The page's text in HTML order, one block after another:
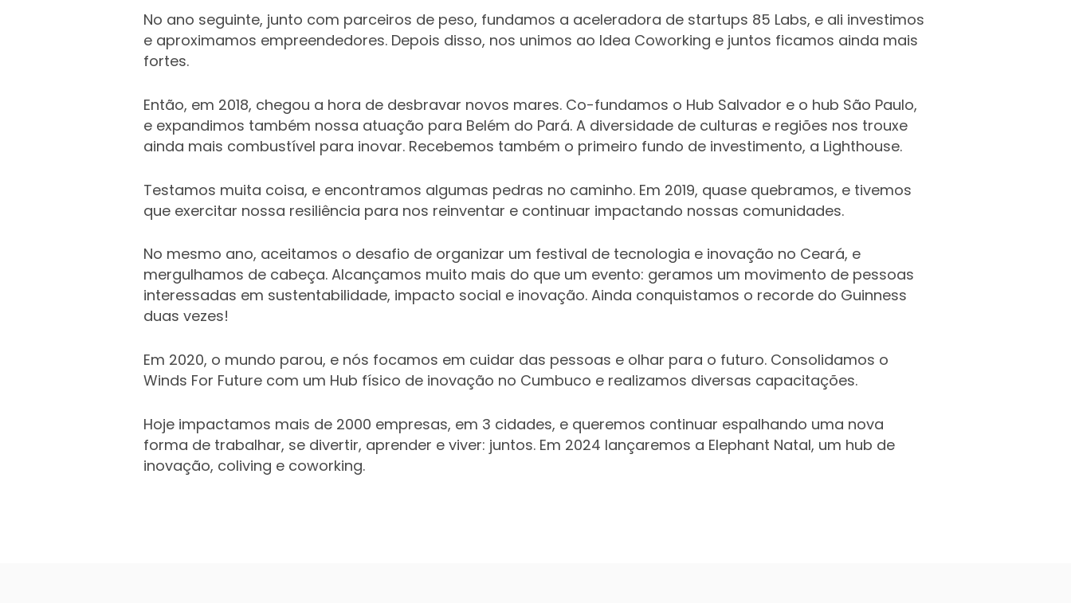
No ano seguinte, junto com parceiros de peso, fundamos a aceleradora de startups 85 Labs, e ali investimos
e aproximamos empreendedores. Depois disso, nos unimos ao Idea Coworking e juntos ficamos ainda mais
fortes.
Então, em 2018, chegou a hora de desbravar novos mares. Co-fundamos o Hub Salvador e o hub São Paulo,
e expandimos também nossa atuação para Belém do Pará. A diversidade de culturas e regiões nos trouxe
ainda mais combustível para inovar. Recebemos também o primeiro fundo de investimento, a Lighthouse.
Testamos muita coisa, e encontramos algumas pedras no caminho. Em 2019, quase quebramos, e tivemos
que exercitar nossa resiliência para nos reinventar e continuar impactando nossas comunidades.
No mesmo ano, aceitamos o desafio de organizar um festival de tecnologia e inovação no Ceará, e
mergulhamos de cabeça. Alcançamos muito mais do que um evento: geramos um movimento de pessoas
interessadas em sustentabilidade, impacto social e inovação. Ainda conquistamos o recorde do Guinness
duas vezes!
Em 2020, o mundo parou, e nós focamos em cuidar das pessoas e olhar para o futuro. Consolidamos o
Winds For Future com um Hub físico de inovação no Cumbuco e realizamos diversas capacitações.
Hoje impactamos mais de 2000 empresas, em 3 cidades, e queremos continuar espalhando uma nova
forma de trabalhar, se divertir, aprender e viver: juntos. Em 2024 lançaremos a Elephant Natal, um hub de
inovação, coliving e coworking.